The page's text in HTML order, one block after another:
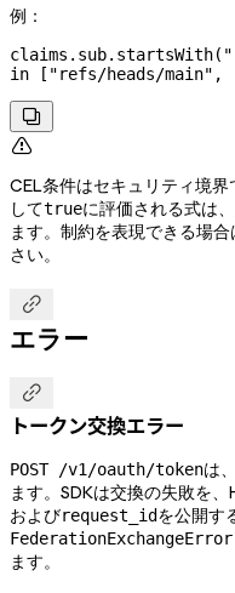
例：
in ["refs/heads/main",


CEL条件はセキュリティ境
してtrueに評価される式は
ます。制約を表現できる場
さい。

エラー

トークン交換エラー
POST /v1/oauth/tokenは
ます。SDKは交換の失敗を、
およびrequest_idを公開す
FederationExchangeError
ます。